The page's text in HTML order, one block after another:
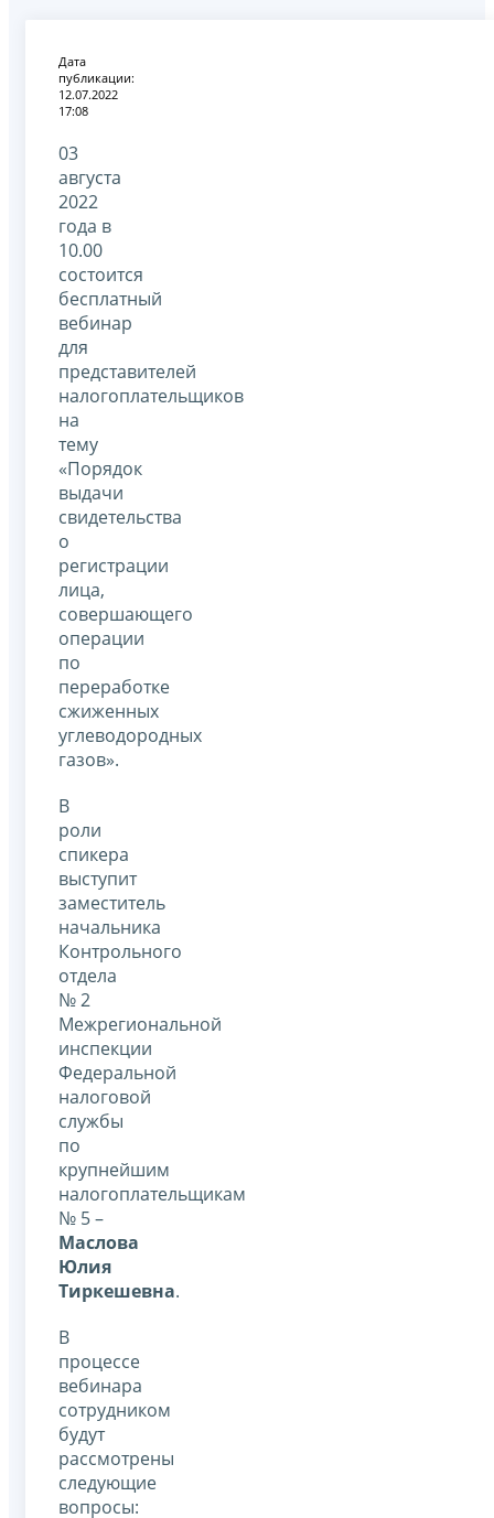
Дата
публикации:
12.07.2022
17:08
03
августа
2022
года в
10.00
состоится
бесплатный
вебинар
для
представителей
налогоплательщиков
на
тему
«Порядок
выдачи
свидетельства
о
регистрации
лица,
совершающего
операции
по
переработке
сжиженных
углеводородных
газов».
В
роли
спикера
выступит
заместитель
начальника
Контрольного
отдела
№ 2
Межрегиональной
инспекции
Федеральной
налоговой
службы
по
крупнейшим
налогоплательщикам
№ 5 –
Маслова
Юлия
Тиркешевна.
В
процессе
вебинара
сотрудником
будут
рассмотрены
следующие
вопросы: